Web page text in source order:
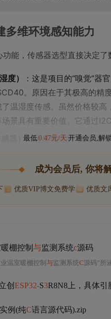
多维环境感知能力
能，传感器选型直接决定
度）
：这是项目的“嗅觉”器
。原因在于其极高的
温湿度传感。虽然价格较
景具有重要价值。它通过
器）：这是项目的“视觉”器
最低0.47元/天 开通会员,解
成为会员后, 你将
优质VIP博文免费学 优质文
棚控制 与监测系统c源码
温室暖棚控制 与监测系统C源码”所涵盖的知识体系
创 ESP32-S3R8N8上，具体引脚是怎么接
例(纯C语言源代码).zip